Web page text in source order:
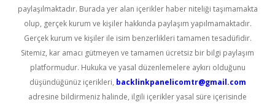
paylaşılmaktadır. Burada yer alan içerikler haber niteliği taşımamakta
olup, gerçek kurum ve kişiler hakkında paylaşım yapılmamaktadır.
Gerçek kurum ve kişiler ile isim benzerlikleri tamamen tesadüfidir.
Sitemiz, kar amacı gütmeyen ve tamamen ücretsiz bir bilgi paylaşım
platformudur. Hukuka ve yasal düzenlemelere aykırı olduğunu
düşündüğünüz içerikleri, backlinkpanelicomtr@gmail.com
adresine bildirmeniz halinde, ilgili içerikler yasal süre içerisinde